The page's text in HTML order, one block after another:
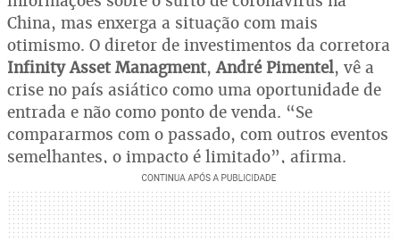
China, mas enxerga a situação com mais
otimismo. O diretor de investimentos da corretora
Infinity Asset Managment, André Pimentel, vê a
crise no país asiático como uma oportunidade de
entrada e não como ponto de venda. “Se
compararmos com o passado, com outros eventos
semelhantes, o impacto é limitado”, afirma.